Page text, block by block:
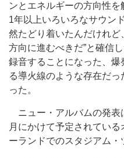
ンとエネルギーの方向性を
1年以上いろいろなサウン
然たどり着いたんだけれど
方向に進むべきだ”と確信
録音することになった、
る導火線のような存在だ
った。
ニュー・アルバムの発表
月にかけて予定されてい
ーランドでのスタジアム・